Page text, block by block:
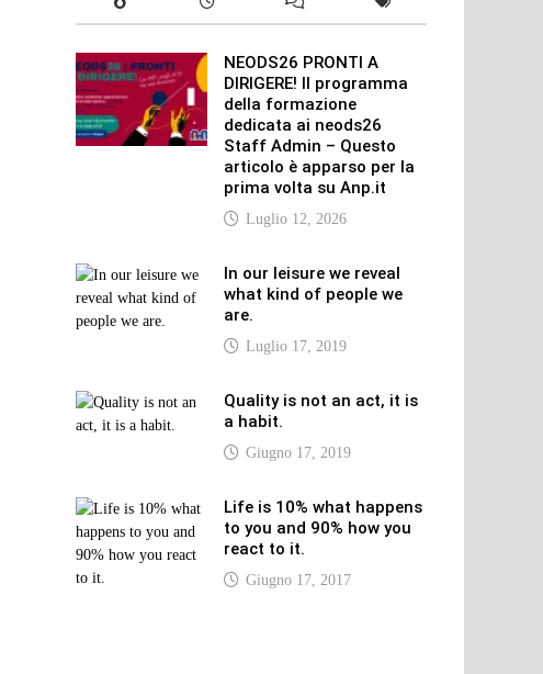
NEODS26 PRONTI A
DIRIGERE! Il programma
della formazione
dedicata ai neods26
Staff Admin – Questo
articolo è apparso per la
prima volta su Anp.it
Luglio 12, 2026
In our leisure we reveal
what kind of people we
are.
Luglio 17, 2019
Quality is not an act, it is
a habit.
Giugno 17, 2019
Life is 10% what happens
to you and 90% how you
react to it.
Giugno 17, 2017